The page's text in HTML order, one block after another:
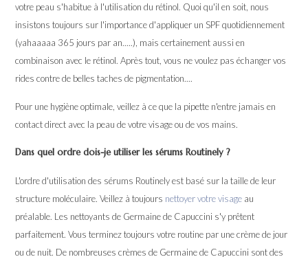
votre peau s'habitue à l'utilisation du rétinol. Quoi qu'il en soit, nous
insistons toujours sur l'importance d'appliquer un SPF quotidiennement
(yahaaaaa 365 jours par an.....), mais certainement aussi en
combinaison avec le rétinol. Après tout, vous ne voulez pas échanger vos
rides contre de belles taches de pigmentation....
Pour une hygiène optimale, veillez à ce que la pipette n'entre jamais en
contact direct avec la peau de votre visage ou de vos mains.
Dans quel ordre dois-je utiliser les sérums Routinely ?
L'ordre d'utilisation des sérums Routinely est basé sur la taille de leur
structure moléculaire. Veillez à toujours nettoyer votre visage au
préalable. Les nettoyants de Germaine de Capuccini s'y prêtent
parfaitement. Vous terminez toujours votre routine par une crème de jour
ou de nuit. De nombreuses crèmes de Germaine de Capuccini sont des